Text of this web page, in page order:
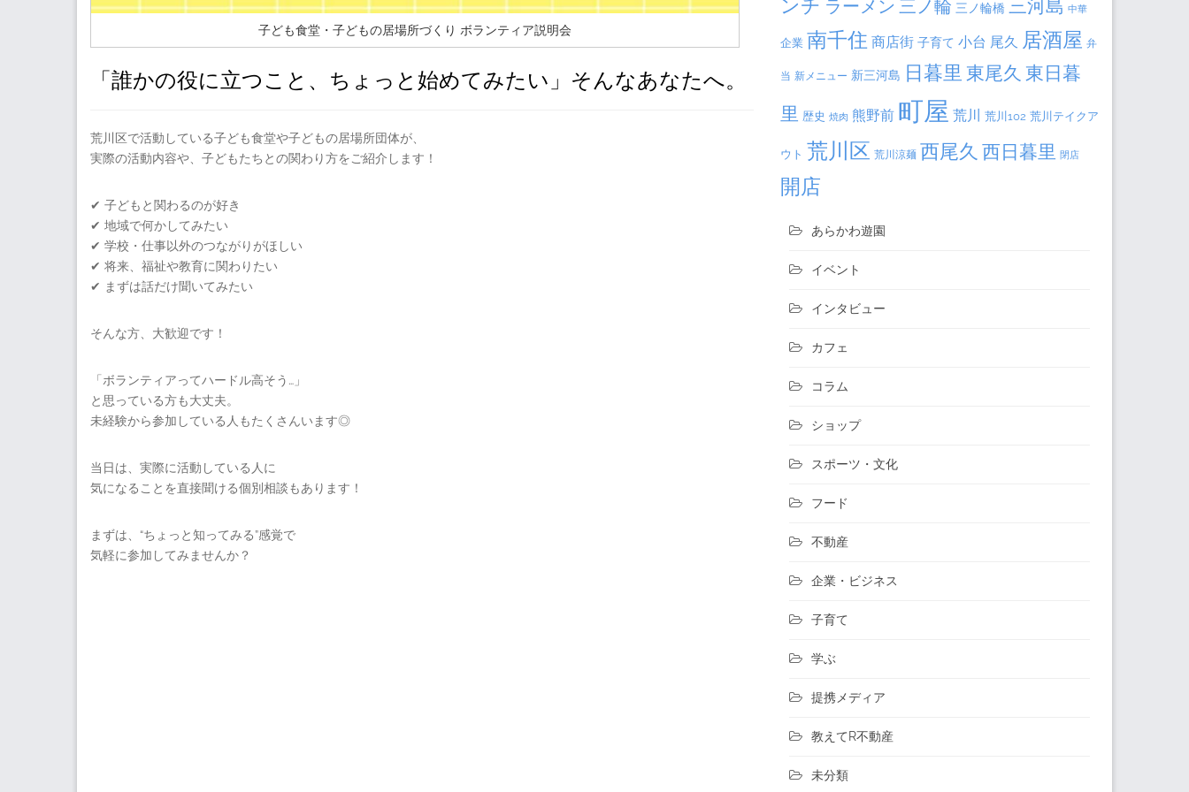
子ども食堂・子どもの居場所づくり ボランティア説明会
「誰かの役に立つこと、ちょっと始めてみたい」そんなあなたへ。
荒川区で活動している子ども食堂や子どもの居場所団体が、
実際の活動内容や、子どもたちとの関わり方をご紹介します！
✔ 子どもと関わるのが好き
✔ 地域で何かしてみたい
✔ 学校・仕事以外のつながりがほしい
✔ 将来、福祉や教育に関わりたい
✔ まずは話だけ聞いてみたい
そんな方、大歓迎です！
「ボランティアってハードル高そう…」
と思っている方も大丈夫。
未経験から参加している人もたくさんいます◎
当日は、実際に活動している人に
気になることを直接聞ける個別相談もあります！
まずは、“ちょっと知ってみる”感覚で
気軽に参加してみませんか？
ンチ ラーメン 三ノ輪 三ノ輪橋 三河島 中華
企業 南千住 商店街 子育て 小台 尾久 居酒屋 弁
当 新メニュー 新三河島 日暮里 東尾久 東日暮
里 歴史 焼肉 熊野前 町屋 荒川 荒川102 荒川テイクア
ウト 荒川区 荒川涼麺 西尾久 西日暮里 閉店
開店
あらかわ遊園
イベント
インタビュー
カフェ
コラム
ショップ
スポーツ・文化
フード
不動産
企業・ビジネス
子育て
学ぶ
提携メディア
教えてR不動産
未分類